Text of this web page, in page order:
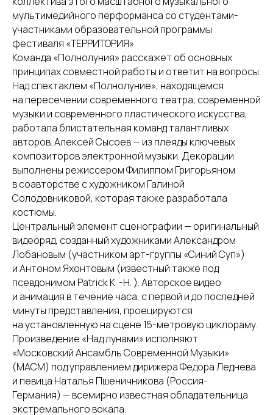
мультимедийного перформанса со студентами-
участниками образовательной программы
фестиваля «ТЕРРИТОРИЯ».
Команда «Полнолуния» расскажет об основных
принципах совместной работы и ответит на вопросы.
Над спектаклем «Полнолуние», находящемся
на пересечении современного театра, современной
музыки и современного пластического искусства,
работала блистательная команд талантливых
авторов. Алексей Сысоев — из плеяды ключевых
композиторов электронной музыки. Декорации
выполнены режиссером Филиппом Григорьяном
в соавторстве с художником Галиной
Солодовниковой, которая также разработала
костюмы.
Центральный элемент сценографии — оригинальный
видеоряд, созданный художниками Александром
Лобановым (участником арт-группы «Синий Суп»)
и Антоном Яхонтовым (известный также под
псевдонимом Patrick K. -H. ). Авторское видео
и анимация в течение часа, с первой и до последней
минуты представления, проецируются
на установленную на сцене 15-метровую циклораму.
Произведение «Над лунами» исполняют
«Московский Ансамбль Современной Музыки»
(МАСМ) под управлением дирижера Федора Леднева
и певица Наталья Пшеничникова (Россия-
Германия) — всемирно известная обладательница
экстремального вокала.